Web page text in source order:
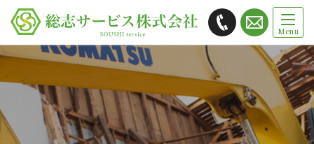
総志サービス株式会社では茨城県
かすみがうら市を拠点に解体工事・
内装リフォームをご提供します